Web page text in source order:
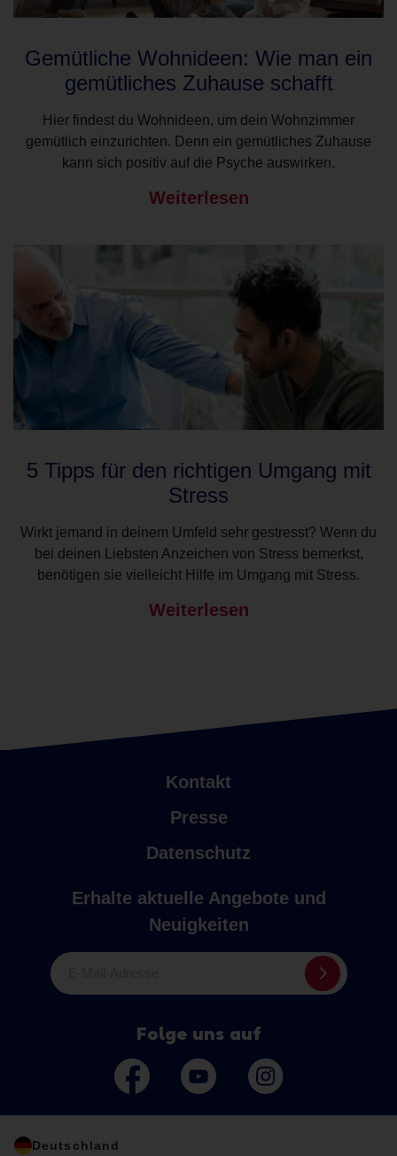
Gemütliche Wohnideen: Wie man ein
gemütliches Zuhause schafft
Hier findest du Wohnideen, um dein Wohnzimmer
gemütlich einzurichten. Denn ein gemütliches Zuhause
kann sich positiv auf die Psyche auswirken.
Weiterlesen
5 Tipps für den richtigen Umgang mit
Stress
Wirkt jemand in deinem Umfeld sehr gestresst? Wenn du
bei deinen Liebsten Anzeichen von Stress bemerkst,
benötigen sie vielleicht Hilfe im Umgang mit Stress.
Weiterlesen
Kontakt
Presse
Datenschutz
Erhalte aktuelle Angebote und
Neuigkeiten
Folge uns auf
Deutschland